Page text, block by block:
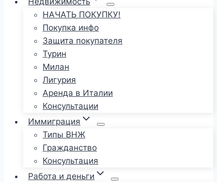
НАЧАТЬ ПОКУПКУ!
Покупка инфо
Защита покупателя
Турин
Милан
Лигурия
Аренда в Италии
Консультации
Иммиграция
Типы ВНЖ
Гражданство
Консультация
Работа и деньги